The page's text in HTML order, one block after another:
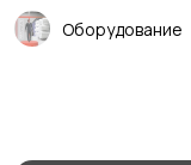
Оборудование